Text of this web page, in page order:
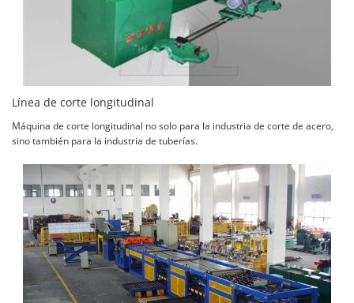
Línea de corte longitudinal
Máquina de corte longitudinal no solo para la industria de corte de acero,
sino también para la industria de tuberías.